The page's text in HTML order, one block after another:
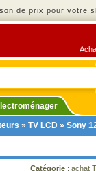
de prix pour votre
» TV LCD » Sony
Catégorie : achat